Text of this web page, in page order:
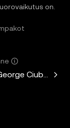
on.
Ciubotariu